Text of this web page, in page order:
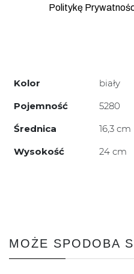
Politykę
Kolor
biały
Pojemność
5280
Średnica
16,3 cm
Wysokość
24 cm
MOŻE SPODOBA